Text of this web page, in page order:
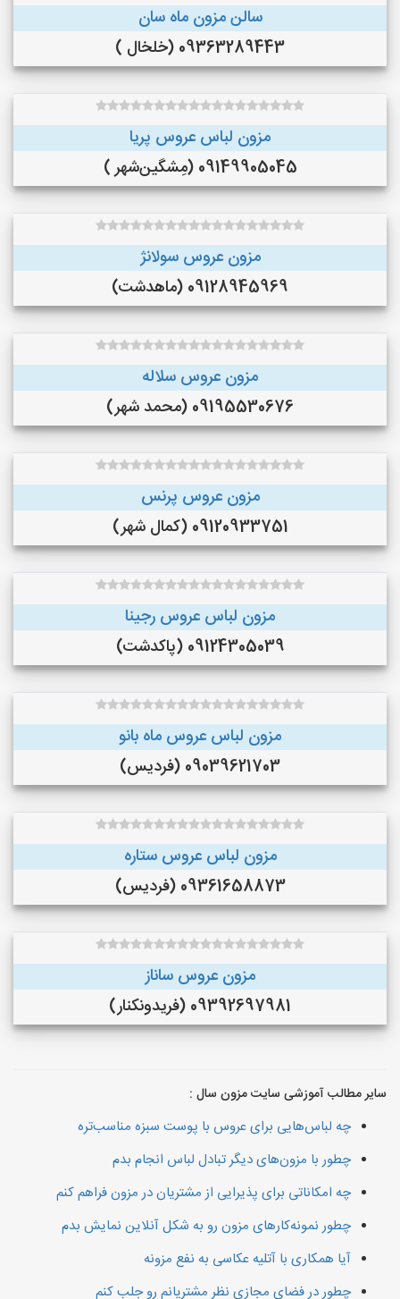
سالن مزون ماه سان
09363289443 (خلخال )
مزون لباس عروس پریا
09149905045 (مِشگین‌شهر )
مزون عروس سولانژ
09128945969 (ماهدشت)
مزون عروس سلاله
09195530676 (محمد شهر)
مزون عروس پرنس
09120933751 (کمال شهر)
مزون لباس عروس رجینا
09124305039 (پاکدشت)
مزون لباس عروس ماه بانو
09039621703 (فردیس)
مزون لباس عروس ستاره
09361658873 (فردیس)
مزون عروس ساناز
09392697981 (فريدونكنار)
سایر مطالب آموزشی سایت مزون سال :
چه لباس‌هایی برای عروس با پوست سبزه مناسب‌تره
چطور با مزون‌های دیگر تبادل لباس انجام بدم
چه امکاناتی برای پذیرایی از مشتریان در مزون فراهم کنم
چطور نمونه‌کارهای مزون رو به شکل آنلاین نمایش بدم
آیا همکاری با آتلیه عکاسی به نفع مزونه
چطور در فضای مجازی نظر مشتریانم رو جلب کنم